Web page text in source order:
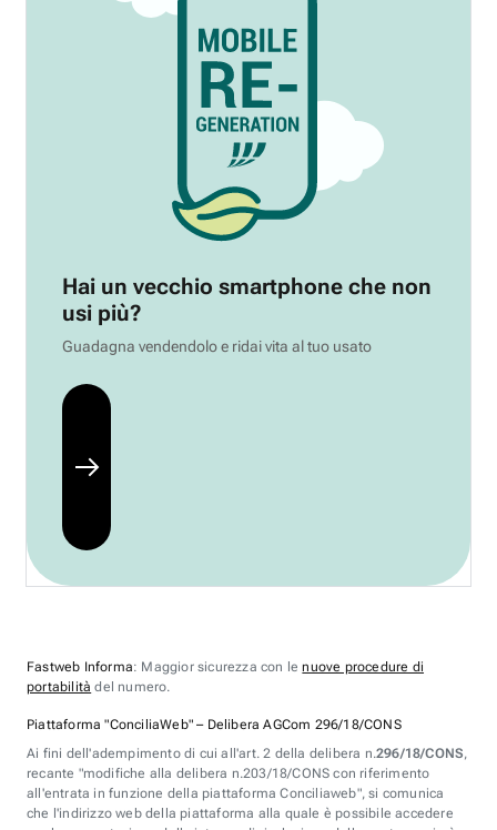
Hai un vecchio smartphone che non
usi più?
Guadagna vendendolo e ridai vita al tuo usato
Fastweb Informa: Maggior sicurezza con lenuove procedure di
portabilità del numero.
Piattaforma "ConciliaWeb" – Delibera AGCom 296/18/CONS
Ai fini dell'adempimento di cui all'art. 2 della delibera n.296/18/CONS,
recante "modifiche alla delibera n.203/18/CONS con riferimento
all'entrata in funzione della piattaforma Conciliaweb", si comunica
che l'indirizzo web della piattaforma alla quale è possibile accedere